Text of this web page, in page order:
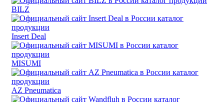
BILZ
Insert Deal
MISUMI
AZ Pneumatica